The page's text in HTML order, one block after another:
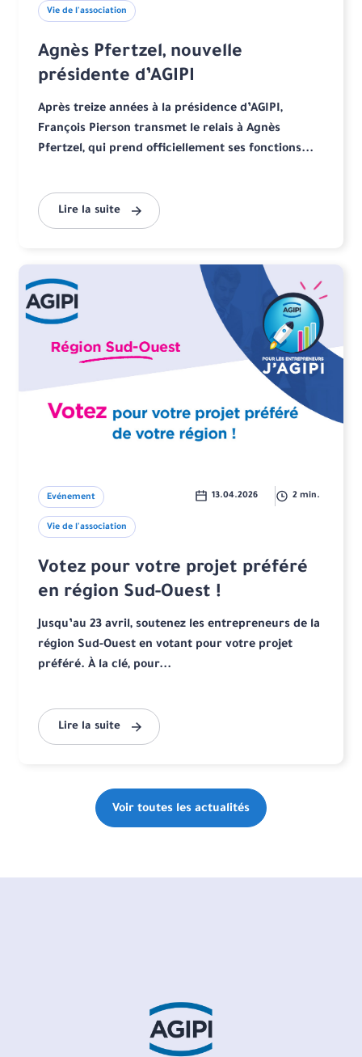
Vie de l'association
Agnès Pfertzel, nouvelle
présidente d’AGIPI
Après treize années à la présidence d’AGIPI,
François Pierson transmet le relais à Agnès
Pfertzel, qui prend officiellement ses fonctions...
Lire la suite
Evénement
Vie de l'association
13.04.2026 2 min.
Votez pour votre projet préféré
en région Sud-Ouest !
Jusqu’au 23 avril, soutenez les entrepreneurs de la
région Sud-Ouest en votant pour votre projet
préféré. À la clé, pour...
Lire la suite
Voir toutes les actualités